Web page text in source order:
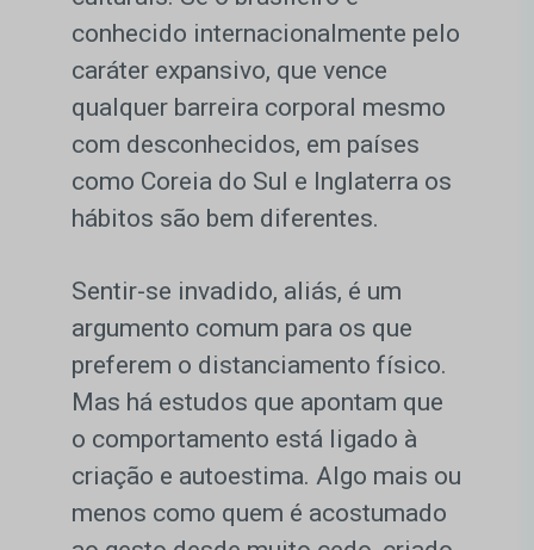
conhecido internacionalmente pelo
caráter expansivo, que vence
qualquer barreira corporal mesmo
com desconhecidos, em países
como Coreia do Sul e Inglaterra os
hábitos são bem diferentes.
Sentir-se invadido, aliás, é um
argumento comum para os que
preferem o distanciamento físico.
Mas há estudos que apontam que
o comportamento está ligado à
criação e autoestima. Algo mais ou
menos como quem é acostumado